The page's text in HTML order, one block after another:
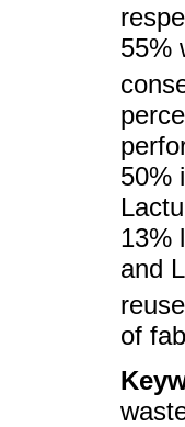
55%
50%
13%
and
of